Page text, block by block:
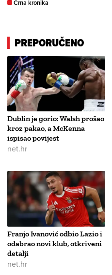
Crna kronika
PREPORUČENO
Dublin je gorio: Walsh prošao
kroz pakao, a McKenna
ispisao povijest
net.hr
Franjo Ivanović odbio Lazio i
odabrao novi klub, otkriveni
detalji
net.hr